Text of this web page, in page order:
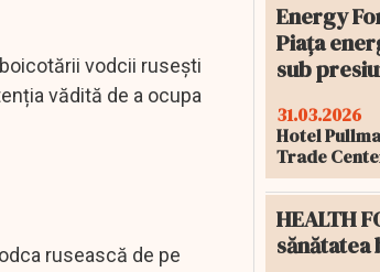
vodcii rusești
vădită de a ocupa
rusească de pe
Energy
Piața
sub
31.03.2026
Hotel
Trade
HEALTH
sănătatea